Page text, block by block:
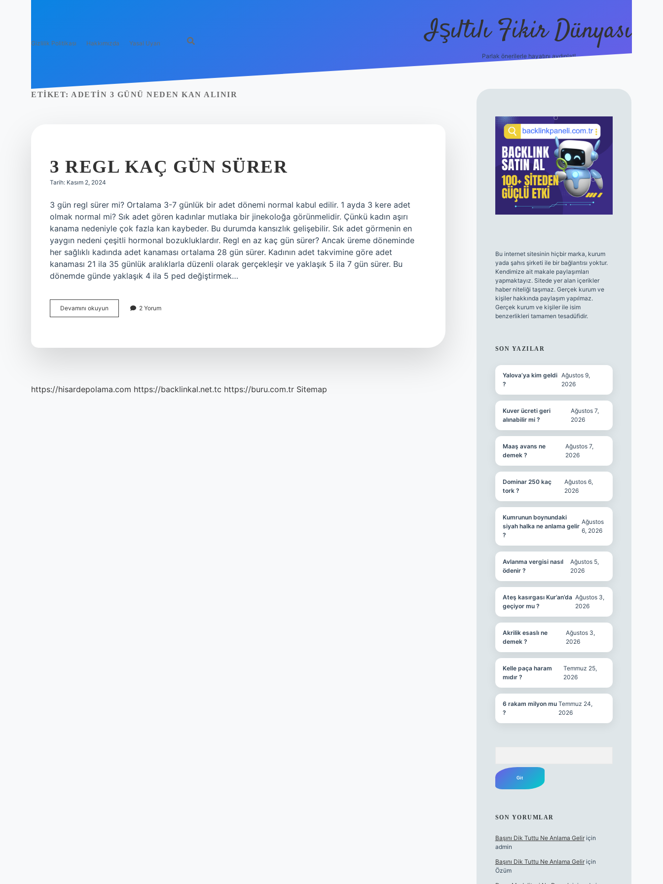
Gizlilik Politikası Hakkımızda Yasal Uyarı Işıltılı Fikir Dünyası
Parlak önerilerle hayatını aydınlat!
ETIKET: ADETIN 3 GÜNÜ NEDEN KAN ALINIR
3 REGL KAÇ GÜN SÜRER
Tarih: Kasım 2, 2024
3 gün regl sürer mi? Ortalama 3-7 günlük bir adet dönemi normal kabul edilir. 1 ayda 3 kere adet
olmak normal mi? Sık adet gören kadınlar mutlaka bir jinekoloğa görünmelidir. Çünkü kadın aşırı
kanama nedeniyle çok fazla kan kaybeder. Bu durumda kansızlık gelişebilir. Sık adet görmenin en
yaygın nedeni çeşitli hormonal bozukluklardır. Regl en az kaç gün sürer? Ancak üreme döneminde
her sağlıklı kadında adet kanaması ortalama 28 gün sürer. Kadının adet takvimine göre adet
kanaması 21 ila 35 günlük aralıklarla düzenli olarak gerçekleşir ve yaklaşık 5 ila 7 gün sürer. Bu
dönemde günde yaklaşık 4 ila 5 ped değiştirmek…
Devamını okuyun
Regl
2 Yorum
https://hisardepolama.com https://backlinkal.net.tc https://buru.com.tr Sitemap
SIDEBAR
Bu internet sitesinin hiçbir marka, kurum
yada şahıs şirketi ile bir bağlantısı yoktur.
Kendimize ait makale paylaşımları
yapmaktayız. Sitede yer alan içerikler
haber niteliği taşımaz. Gerçek kurum ve
kişiler hakkında paylaşım yapılmaz.
Gerçek kurum ve kişiler ile isim
benzerlikleri tamamen tesadüfidir.
SON YAZILAR
Yalova’ya kim geldi
?
Ağustos 9,
2026
Kuver ücreti geri
alınabilir mi ?
Ağustos 7,
2026
Maaş avans ne
demek ?
Ağustos 7,
2026
Dominar 250 kaç
tork ?
Ağustos 6,
2026
Kumrunun boynundaki
siyah halka ne anlama gelir
?
Ağustos
6, 2026
Avlanma vergisi nasıl
ödenir ?
Ağustos 5,
2026
Ateş kasırgası Kur’an’da
geçiyor mu ?
Ağustos 3,
2026
Akrilik esaslı ne
demek ?
Ağustos 3,
2026
Kelle paça haram
mıdır ?
Temmuz 25,
2026
6 rakam milyon mu
?
Temmuz 24,
2026
SON YORUMLAR
Başını Dik Tuttu Ne Anlama Geliriçin
admin
Başını Dik Tuttu Ne Anlama Geliriçin
Özüm
ilbet canlı